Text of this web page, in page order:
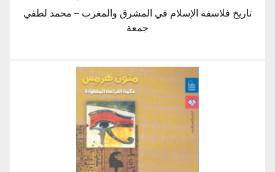
تاريخ فلاسفة الإسلام في المشرق والمغرب – محمد لطفي
جمعة